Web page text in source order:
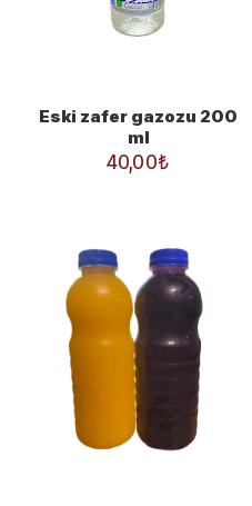
Eski zafer gazozu 200
ml
40,00₺